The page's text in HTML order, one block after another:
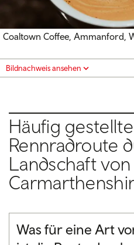
Coaltown Coffee, Ammanford,
Bildnachweis ansehen
Häufig
Rennradroute
Landschaft von
Was für eine Art